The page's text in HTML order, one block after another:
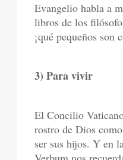
Evangelio habla a
libros de los
¡qué pequeños son
3) Para vivir
El Concilio
rostro de Dios
ser sus hijos. Y en